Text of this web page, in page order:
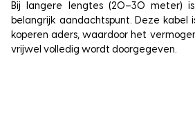
Bij langere lengtes (20–30 meter) is
belangrijk aandachtspunt. Deze kabel
koperen aders, waardoor het
vrijwel volledig wordt doorgegeven.